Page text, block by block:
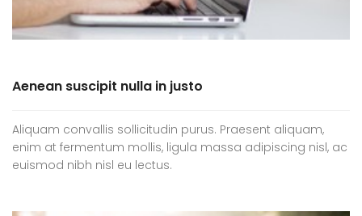
Aenean suscipit nulla in justo
Aliquam convallis sollicitudin purus. Praesent aliquam,
enim at fermentum mollis, ligula massa adipiscing nisl, ac
euismod nibh nisl eu lectus.